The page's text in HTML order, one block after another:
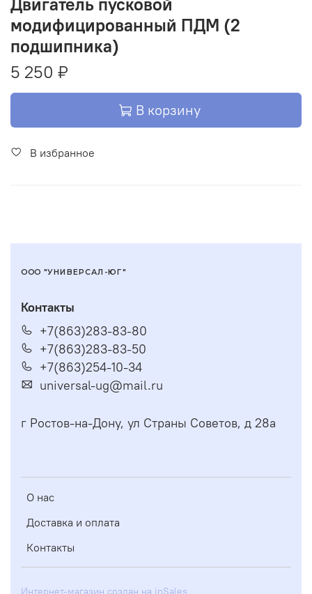
модифицированный ПДМ (2
подшипника)
5 250 ₽
В корзину
В избранное
ООО "УНИВЕРСАЛ-ЮГ"
О нас
Доставка и оплата
Контакты
Контакты
+7(863)283-83-80
+7(863)283-83-50
+7(863)254-10-34
universal-ug@mail.ru
г Ростов-на-Дону, ул Страны Советов, д 28а
Интернет-магазин создан на inSales